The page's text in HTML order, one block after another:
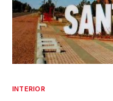
INTERIOR